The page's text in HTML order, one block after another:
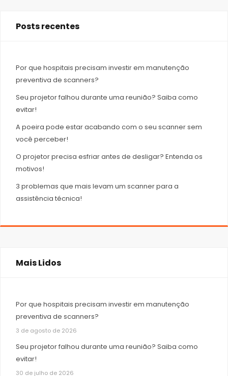
Posts recentes
Por que hospitais precisam investir em manutenção
preventiva de scanners?
Seu projetor falhou durante uma reunião? Saiba como
evitar!
A poeira pode estar acabando com o seu scanner sem
você perceber!
O projetor precisa esfriar antes de desligar? Entenda os
motivos!
3 problemas que mais levam um scanner para a
assistência técnica!
Mais Lidos
Por que hospitais precisam investir em manutenção
preventiva de scanners?
3 de agosto de 2026
Seu projetor falhou durante uma reunião? Saiba como
evitar!
30 de julho de 2026